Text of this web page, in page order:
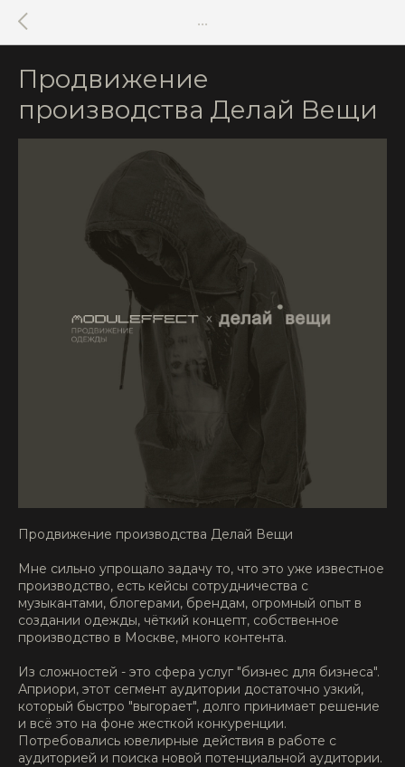
•••
Продвижение
производства Делай Вещи
Продвижение производства Делай Вещи
Мне сильно упрощало задачу то, что это уже известное
производство, есть кейсы сотрудничества с
музыкантами, блогерами, брендам, огромный опыт в
создании одежды, чёткий концепт, собственное
производство в Москве, много контента.
Из сложностей - это сфера услуг "бизнес для бизнеса".
Априори, этот сегмент аудитории достаточно узкий,
который быстро "выгорает", долго принимает решение
и всё это на фоне жесткой конкуренции.
Потребовались ювелирные действия в работе с
аудиторией и поиска новой потенциальной аудитории.